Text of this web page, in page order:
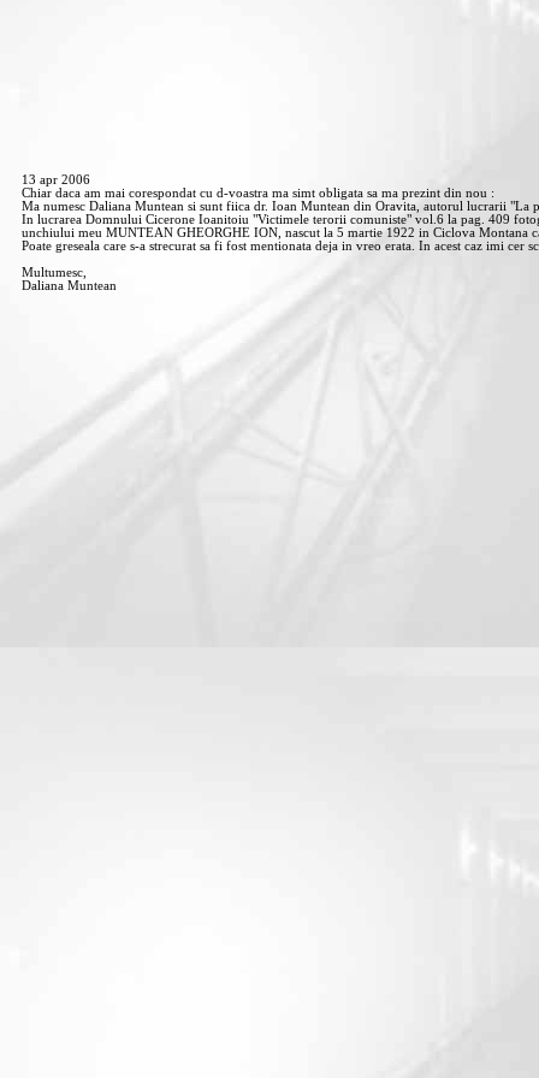
13 apr 2006
Chiar daca am mai corespondat cu d-voastra ma simt obligata sa ma prezint din nou :
Ma numesc Daliana Muntean si sunt fiica dr. Ioan Muntean din Oravita, autorul lucrarii "La
In lucrarea Domnului Cicerone Ioanitoiu "Victimele terorii comuniste" vol.6 la pag. 409
unchiului meu MUNTEAN GHEORGHE ION, nascut la 5 martie 1922 in Ciclova Montana
Poate greseala care s-a strecurat sa fi fost mentionata deja in vreo erata. In acest caz imi cer
Multumesc,
Daliana Muntean